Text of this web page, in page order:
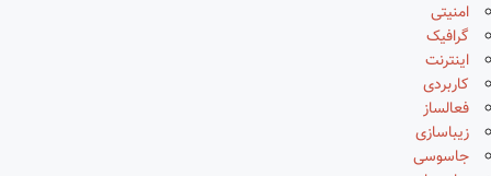
امنیتی
گرافیک
اینترنت
کاربردی
فعالساز
زیباسازی
جاسوسی